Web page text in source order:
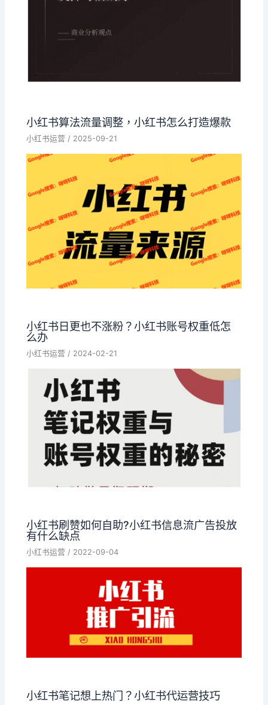
小红书算法流量调整，小红书怎么打造爆款
小红书运营 / 2025-09-21
小红书日更也不涨粉？小红书账号权重低怎
么办
小红书运营 / 2024-02-21
小红书刷赞如何自助?小红书信息流广告投放
有什么缺点
小红书运营 / 2022-09-04
小红书笔记想上热门？小红书代运营技巧